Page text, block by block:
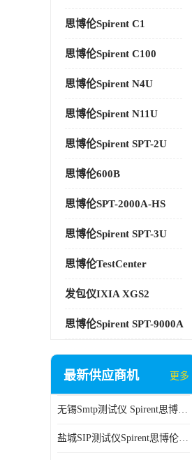
思博伦Spirent C1
思博伦Spirent C100
思博伦Spirent N4U
思博伦Spirent N11U
思博伦Spirent SPT-2U
思博伦600B
思博伦SPT-2000A-HS
思博伦Spirent SPT-3U
思博伦TestCenter
发包仪IXIA XGS2
思博伦Spirent SPT-9000A
最新供应商机 更多
无锡Smtp测试仪 Spirent思博伦 C100 方便用户进行测试
盐城SIP测试仪Spirent思博伦SPT-2U 可扩展性较强 高速数据传输